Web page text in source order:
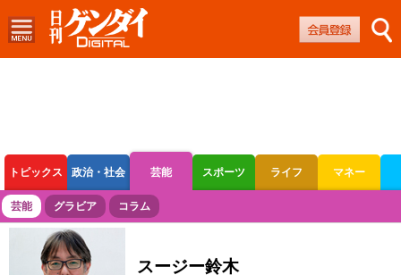
トピックス 政治・社会 芸能 スポーツ ライフ マネー
ボートレース 競輪 オートレース
芸能 グラビア コラム
スージー鈴木